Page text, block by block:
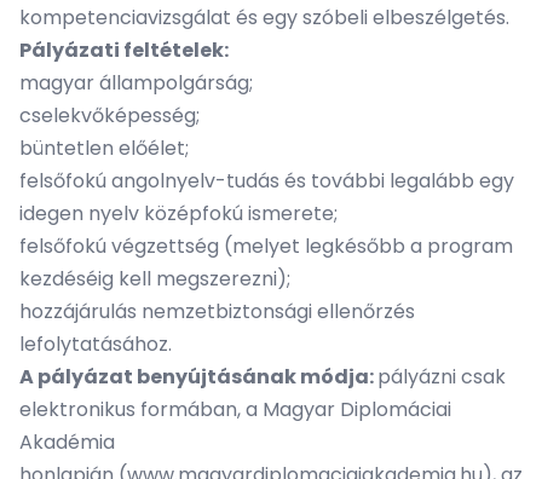
kompetenciavizsgálat és egy szóbeli elbeszélgetés.
Pályázati feltételek:
magyar állampolgárság;
cselekvőképesség;
büntetlen előélet;
felsőfokú angolnyelv-tudás és további legalább egy
idegen nyelv középfokú ismerete;
felsőfokú végzettség (melyet legkésőbb a program
kezdéséig kell megszerezni);
hozzájárulás nemzetbiztonsági ellenőrzés
lefolytatásához.
A pályázat benyújtásának módja:pályázni csak
elektronikus formában, a Magyar Diplomáciai
Akadémia